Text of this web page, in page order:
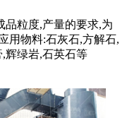
品粒度,产量的要求,为
用物料:石灰石,方解石,
辉绿岩,石英石等